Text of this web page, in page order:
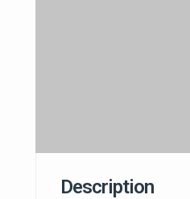
Description